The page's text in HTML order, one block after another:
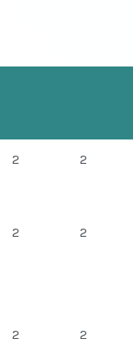
2 2
2 2
2 2